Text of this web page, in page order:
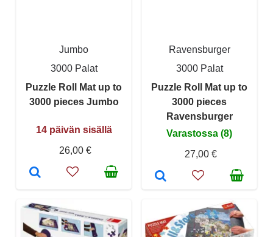
Jumbo
3000 Palat
Puzzle Roll Mat up to
3000 pieces Jumbo
14 päivän sisällä
26,00 €
Ravensburger
3000 Palat
Puzzle Roll Mat up to
3000 pieces
Ravensburger
Varastossa (8)
27,00 €